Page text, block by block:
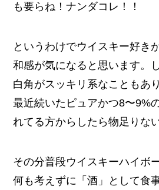
も要らね！ナンダコレ！！
というわけでウイスキー好き
和感が気になると思います。
白角がスッキリ系なこともあ
最近続いたピュアかつ8〜9%
れてる方からしたら物足りな
その分普段ウイスキーハイボ
何も考えずに「酒」として食